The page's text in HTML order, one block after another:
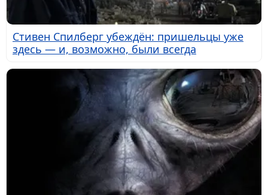
Стивен Спилберг убеждён: пришельцы уже
здесь — и, возможно, были всегда